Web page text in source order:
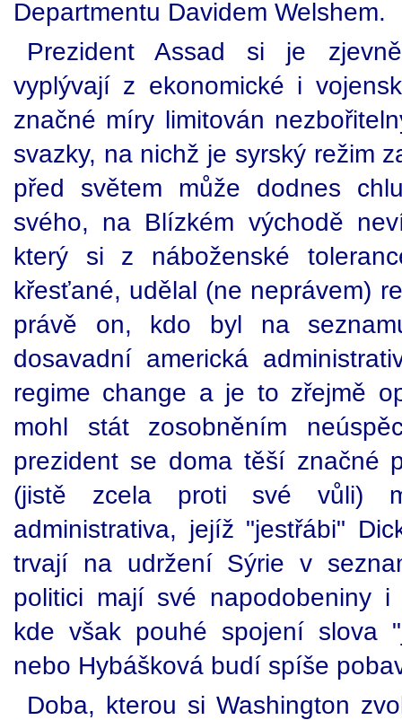
Departmentu Davidem Welshem.
Prezident Assad si je
vyplývají z ekonomické i
značné míry limitován
svazky, na nichž je syrský režim
před světem může dodnes
svého, na Blízkém východě
který si z náboženské
křesťané, udělal (ne neprávem)
právě on, kdo byl na
dosavadní americká
regime change a je to zřejmě
mohl stát zosobněním
prezident se doma těší značné
(jistě zcela proti své vůli)
administrativa, jejíž "jestřábi"
trvají na udržení Sýrie v
politici mají své napodobeniny
kde však pouhé spojení slova
nebo Hybášková budí spíše
Doba, kterou si Washington